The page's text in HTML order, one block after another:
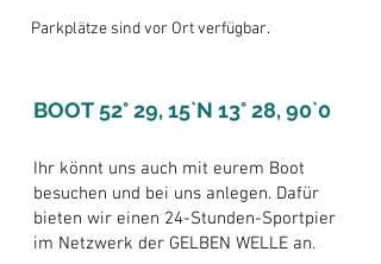
Parkplätze sind vor Ort verfügbar.
BOOT 52° 29, 15`N 13° 28, 90`0
Ihr könnt uns auch mit eurem Boot
besuchen und bei uns anlegen. Dafür
bieten wir einen 24-Stunden-Sportpier
im Netzwerk der GELBEN WELLE an.